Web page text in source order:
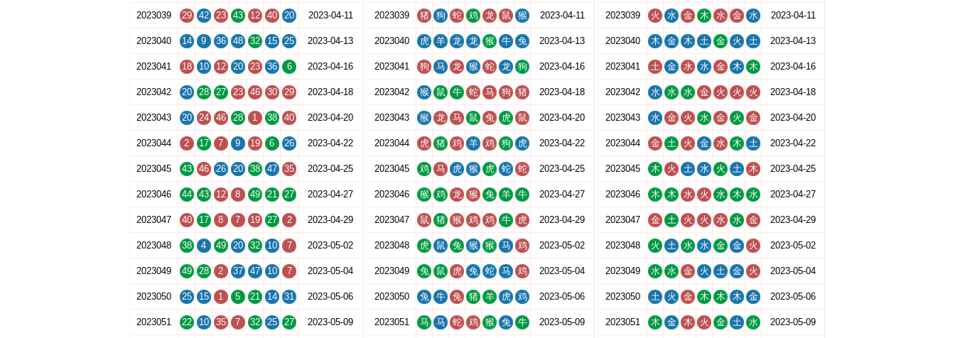
2023039 29 42 23 43 12 40 20 2023-04-11
2023040 14 9 36 48 32 15 25 2023-04-13
2023041 18 10 12 20 23 36 6 2023-04-16
2023042 20 28 27 23 46 30 29 2023-04-18
2023043 20 24 46 28 1 38 40 2023-04-20
2023044 2 17 7 9 19 6 26 2023-04-22
2023045 43 46 26 20 38 47 35 2023-04-25
2023046 44 43 12 8 49 21 27 2023-04-27
2023047 40 17 8 7 19 27 2 2023-04-29
2023048 38 4 49 20 32 10 7 2023-05-02
2023049 49 28 2 37 47 10 7 2023-05-04
2023050 25 15 1 5 21 14 31 2023-05-06
2023051 22 10 35 7 32 25 27 2023-05-09
2023039 猪 狗 蛇 鸡 龙 鼠 猴 2023-04-11
2023040 虎 羊 龙 龙 猴 牛 兔 2023-04-13
2023041 狗 马 龙 猴 蛇 龙 狗 2023-04-16
2023042 猴 鼠 牛 蛇 马 狗 猪 2023-04-18
2023043 猴 龙 马 鼠 兔 虎 鼠 2023-04-20
2023044 虎 猪 鸡 羊 鸡 狗 虎 2023-04-22
2023045 鸡 马 虎 猴 虎 蛇 蛇 2023-04-25
2023046 猴 鸡 龙 猴 兔 羊 牛 2023-04-27
2023047 鼠 猪 猴 鸡 鸡 牛 虎 2023-04-29
2023048 虎 鼠 兔 猴 猴 马 鸡 2023-05-02
2023049 兔 鼠 虎 兔 蛇 马 鸡 2023-05-04
2023050 兔 牛 兔 猪 羊 虎 鸡 2023-05-06
2023051 马 马 蛇 鸡 猴 兔 牛 2023-05-09
2023039 火 水 金 木 水 金 水 2023-04-11
2023040 木 金 木 土 金 火 土 2023-04-13
2023041 土 金 水 水 金 木 木 2023-04-16
2023042 水 水 水 金 火 火 火 2023-04-18
2023043 水 金 火 水 金 火 金 2023-04-20
2023044 金 土 火 金 水 木 土 2023-04-22
2023045 木 火 土 水 火 土 木 2023-04-25
2023046 木 木 水 火 水 木 水 2023-04-27
2023047 金 土 火 火 水 水 金 2023-04-29
2023048 火 土 水 水 金 金 火 2023-05-02
2023049 水 水 金 火 土 金 火 2023-05-04
2023050 土 火 金 木 木 木 金 2023-05-06
2023051 木 金 木 火 金 土 水 2023-05-09